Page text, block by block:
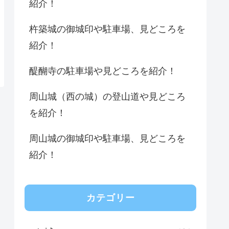
紹介！
杵築城の御城印や駐車場、見どころを
紹介！
醍醐寺の駐車場や見どころを紹介！
周山城（西の城）の登山道や見どころ
を紹介！
周山城の御城印や駐車場、見どころを
紹介！
カテゴリー